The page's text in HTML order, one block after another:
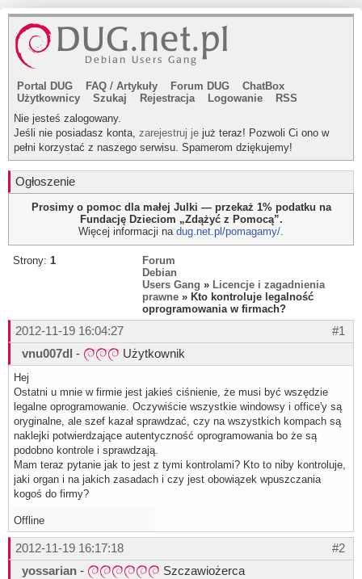
Portal DUG FAQ / Artykuły Forum DUG
ChatBox
Użytkownicy
Szukaj Rejestracja Logowanie
RSS
Nie jesteś zalogowany.
Jeśli nie posiadasz konta, zarejestruj je już teraz! Pozwoli Ci ono w
pełni korzystać z naszego serwisu. Spamerom dziękujemy!
Ogłoszenie
Prosimy o pomoc dla małej Julki — przekaż 1% podatku na
Fundację Dzieciom „Zdążyć z Pomocą”.
Więcej informacji na dug.net.pl/pomagamy/.
Strony: 1
Forum
Debian
Users Gang » Licencje i zagadnienia
prawne » Kto kontroluje legalność
oprogramowania w firmach?
#1
2012-11-19 16:04:27
vnu007dl - Użytkownik
Hej
Ostatni u mnie w firmie jest jakieś ciśnienie, że musi być wszędzie
legalne oprogramowanie. Oczywiście wszystkie windowsy i office'y są
oryginalne, ale szef kazał sprawdzać, czy na wszystkich kompach są
naklejki potwierdzające autentyczność oprogramowania bo że są
podobno kontrole i sprawdzają.
Mam teraz pytanie jak to jest z tymi kontrolami? Kto to niby kontroluje,
jaki organ i na jakich zasadach i czy jest obowiązek wpuszczania
kogoś do firmy?
Offline
#2
2012-11-19 16:17:18
yossarian - Szczawiożerca